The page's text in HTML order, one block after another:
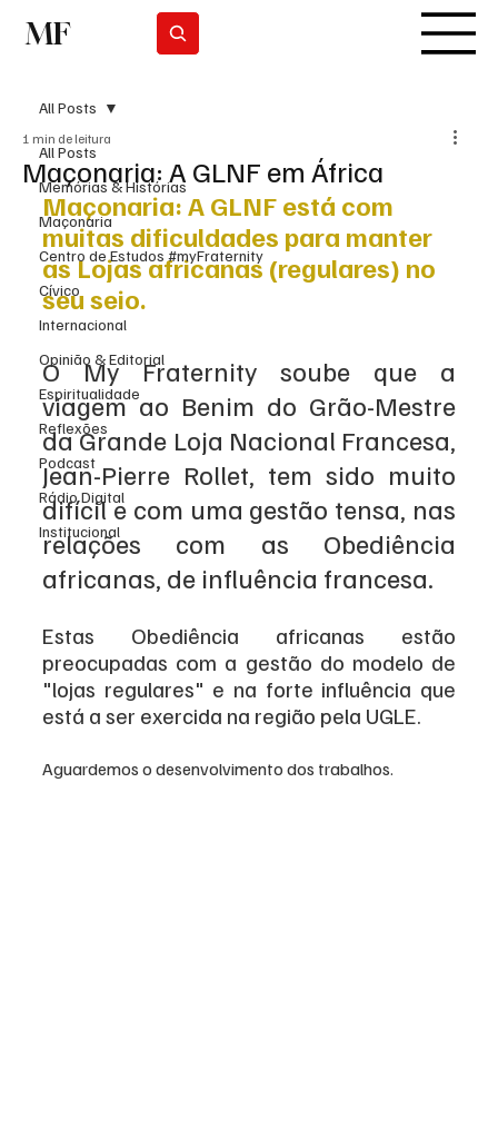
MF
All Posts
Memórias & Histórias
Maçonaria
Centro de Estudos #myFraternity
Cívico
Internacional
Opinião & Editorial
Espiritualidade
Reflexões
Podcast
Rádio Digital
Institucional
All Posts
Maçonaria: A GLNF em África
1 min de leitura
Maçonaria: A GLNF está com
muitas dificuldades para manter
as Lojas africanas (regulares) no
seu seio.
O My Fraternity soube que a
viagem ao Benim do Grão-Mestre
da Grande Loja Nacional Francesa,
Jean-Pierre Rollet, tem sido muito
difícil e com uma gestão tensa, nas
relações com as Obediência
africanas, de influência francesa.
Estas Obediência africanas estão
preocupadas com a gestão do modelo de
"lojas regulares" e na forte influência que
está a ser exercida na região pela UGLE.
Aguardemos o desenvolvimento dos trabalhos.